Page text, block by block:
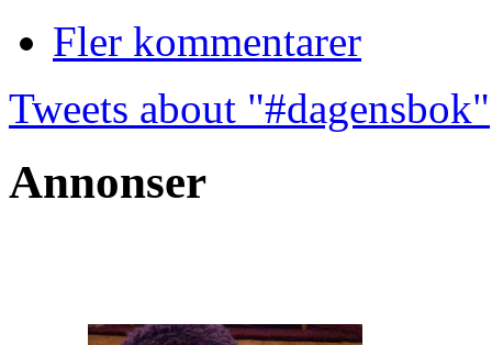
Fler kommentarer
Tweets about "#dagensbok"
Annonser